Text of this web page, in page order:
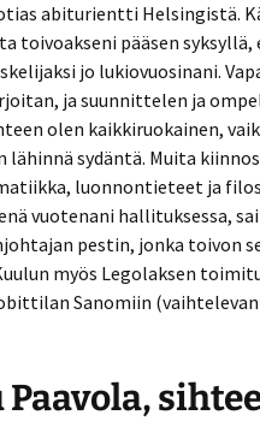
abiturientti Helsingistä.
toivoakseni pääsen
jo lukiovuosinani.
ja suunnittelen ja
olen kaikkiruokainen,
lähinnä sydäntä. Muita
luonnontieteet ja
vuotenani hallituksessa,
pestin, jonka toivon
myös Legolaksen
Sanomiin
Paavola,